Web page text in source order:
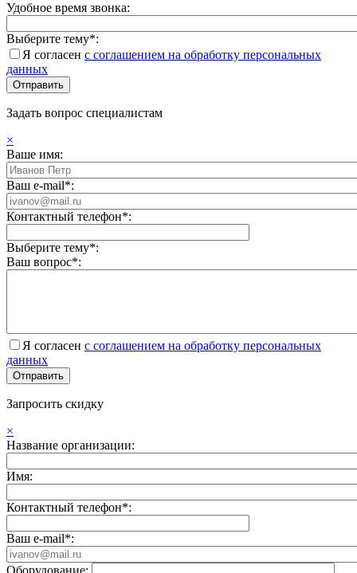
Удобное время звонка:
Выберите тему*:
Я согласен с соглашением на обработку персональных
данных
Задать вопрос специалистам
×
Ваше имя:
Ваш e-mail*:
Контактный телефон*:
Выберите тему*:
Ваш вопрос*:
Я согласен с соглашением на обработку персональных
данных
Запросить скидку
×
Название организации:
Имя:
Контактный телефон*:
Ваш e-mail*: